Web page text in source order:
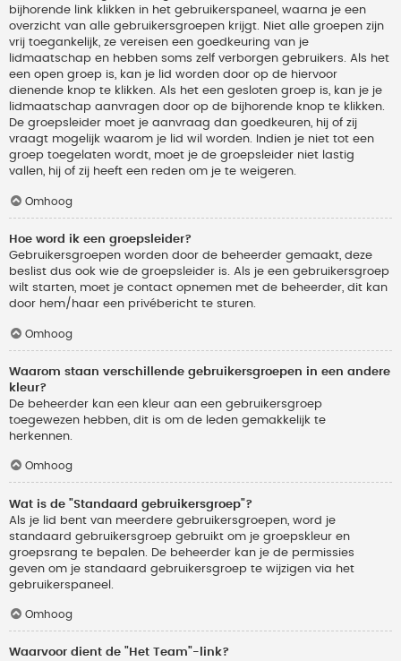
bijhorende link klikken in het gebruikerspaneel, waarna je een
overzicht van alle gebruikersgroepen krijgt. Niet alle groepen zijn
vrij toegankelijk, ze vereisen een goedkeuring van je
lidmaatschap en hebben soms zelf verborgen gebruikers. Als het
een open groep is, kan je lid worden door op de hiervoor
dienende knop te klikken. Als het een gesloten groep is, kan je je
lidmaatschap aanvragen door op de bijhorende knop te klikken.
De groepsleider moet je aanvraag dan goedkeuren, hij of zij
vraagt mogelijk waarom je lid wil worden. Indien je niet tot een
groep toegelaten wordt, moet je de groepsleider niet lastig
vallen, hij of zij heeft een reden om je te weigeren.
Omhoog
Hoe word ik een groepsleider?
Gebruikersgroepen worden door de beheerder gemaakt, deze
beslist dus ook wie de groepsleider is. Als je een gebruikersgroep
wilt starten, moet je contact opnemen met de beheerder, dit kan
door hem/haar een privébericht te sturen.
Omhoog
Waarom staan verschillende gebruikersgroepen in een andere
kleur?
De beheerder kan een kleur aan een gebruikersgroep
toegewezen hebben, dit is om de leden gemakkelijk te
herkennen.
Omhoog
Wat is de "Standaard gebruikersgroep"?
Als je lid bent van meerdere gebruikersgroepen, word je
standaard gebruikersgroep gebruikt om je groepskleur en
groepsrang te bepalen. De beheerder kan je de permissies
geven om je standaard gebruikersgroep te wijzigen via het
gebruikerspaneel.
Omhoog
Waarvoor dient de "Het Team"-link?